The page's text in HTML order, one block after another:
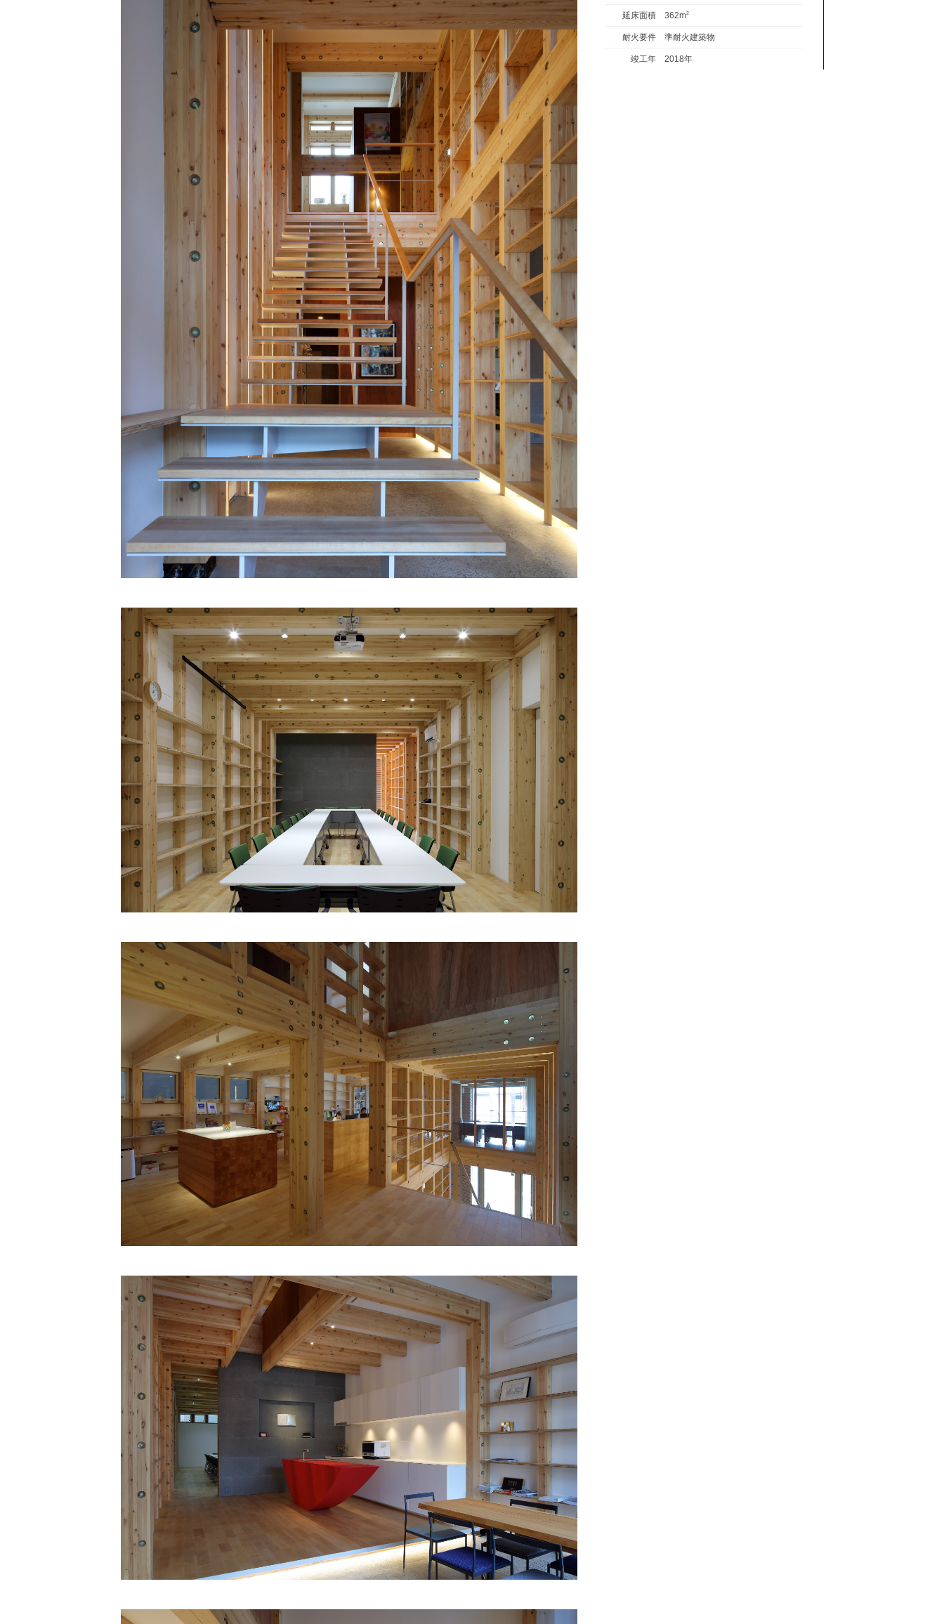
延床面積 362m2
耐火要件 準耐火建築物
竣工年 2018年